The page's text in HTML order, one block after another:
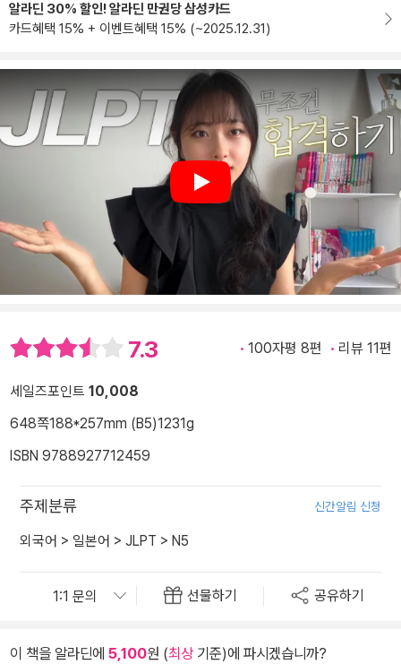
알라딘 30% 할인! 알라딘 만권당 삼성카드
카드혜택 15% + 이벤트혜택 15% (~2025.12.31)
Play
7.3 100자평 8편 리뷰 11편
세일즈포인트 10,008
648쪽188*257mm (B5)1231g
ISBN 9788927712459
주제분류 신간알림 신청
외국어 > 일본어 > JLPT > N5
선물하기 공유하기
이 책을 알라딘에 5,100원 (최상기준)에 파시겠습니까?